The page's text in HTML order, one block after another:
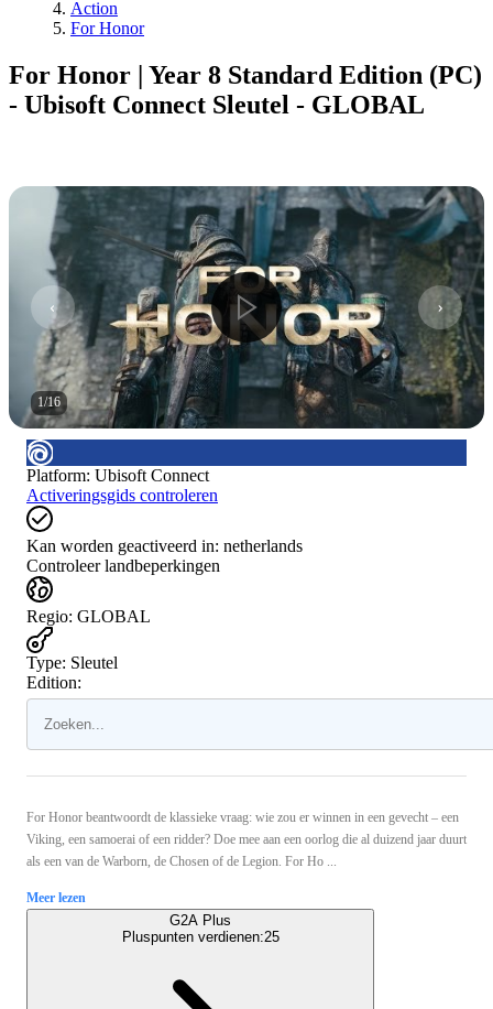
Action
For Honor
For Honor | Year 8 Standard Edition (PC)
- Ubisoft Connect Sleutel - GLOBAL
1/16
Platform: Ubisoft Connect
Activeringsgids controleren
Kan worden geactiveerd in: netherlands
Controleer landbeperkingen
Regio: GLOBAL
Type: Sleutel
Edition:
For Honor beantwoordt de klassieke vraag: wie zou er winnen in een gevecht – een
Viking, een samoerai of een ridder? Doe mee aan een oorlog die al duizend jaar duurt
als een van de Warborn, de Chosen of de Legion. For Ho ...
Meer lezen
G2A Plus
Pluspunten verdienen:25